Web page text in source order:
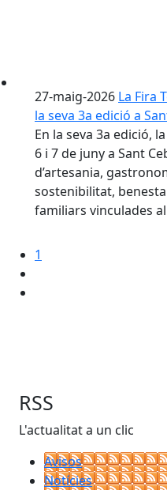
27-maig-2026 La Fira
la seva 3a edició a
En la seva 3a edició,
6 i 7 de juny a Sant
d’artesania,
sostenibilitat,
familiars vinculades
1
RSS
L'actualitat a un clic
Avisos
Notícies